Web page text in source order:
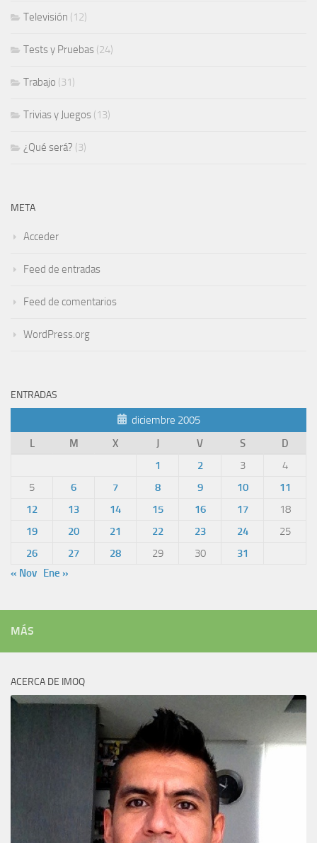
Televisión (12)
Tests y Pruebas (24)
Trabajo (31)
Trivias y Juegos (13)
¿Qué será? (3)
META
Acceder
Feed de entradas
Feed de comentarios
WordPress.org
ENTRADAS
diciembre 2005
L
M X J V S
D
1
2 3
4
5
6 7 8 9 10
11
12
13 14 15 16 17
18
19
20 21 22 23 24
25
26
27 28 29 30
31
« Nov Ene »
MÁS
ACERCA DE IMOQ